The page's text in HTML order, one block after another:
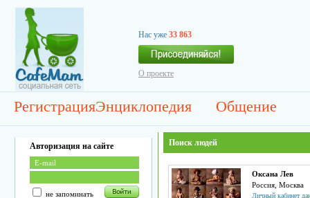
Нас уже 33 863
О проекте
РегистрацияЭнциклопедия Общение
Авторизация на сайте
не запоминать
Поиск людей
Оксана Лев
Россия, Москва
Личный кабинет